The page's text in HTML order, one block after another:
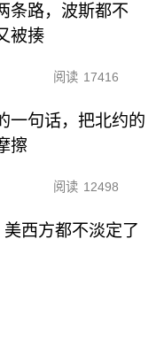
条路，波斯都不
被揍
阅读 17416
一句话，把北约的
擦
阅读 12498
西方都不淡定了